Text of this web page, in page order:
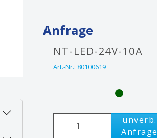
Anfrage
NT-LED-24V-10A
Art.-Nr.: 80100619
unverb.
Anfrage